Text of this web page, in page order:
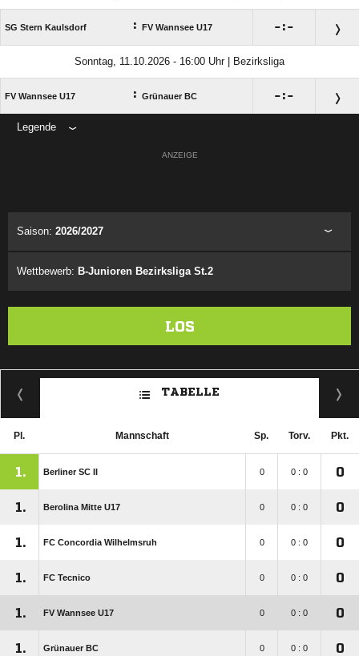
SG Stern Kaulsdorf : FV Wannsee U17 :
Sonntag, 11.10.2026 - 16:00 Uhr | Bezirksliga
FV Wannsee U17 : Grünauer BC :
Legende
ANZEIGE
Saison: 2026/2027
Wettbewerb: B-Junioren Bezirksliga St.2
LOS
TABELLE
Pl. Mannschaft Sp. Torv. Pkt.
1. Berliner SC II 0 0 : 0 0
1. Berolina Mitte U17 0 0 : 0 0
1. FC Concordia Wilhelmsruh 0 0 : 0 0
1. FC Tecnico 0 0 : 0 0
1. FV Wannsee U17 0 0 : 0 0
1. Grünauer BC 0 0 : 0 0